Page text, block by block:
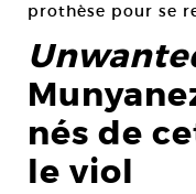
prothèse pour se
nés de
le viol